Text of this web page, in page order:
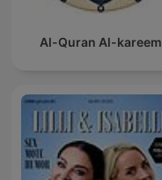
Al-Quran Al-kareem